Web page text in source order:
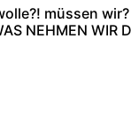
müssen
NEHMEN WIR